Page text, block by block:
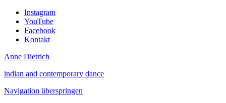
Instagram
YouTube
Facebook
Kontakt
Anne Dietrich
indian and contemporary dance
Navigation überspringen